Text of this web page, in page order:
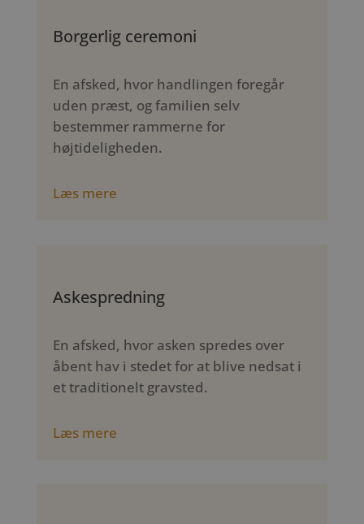
Borgerlig ceremoni
En afsked, hvor handlingen foregår
uden præst, og familien selv
bestemmer rammerne for
højtideligheden.
Læs mere
Askespredning
En afsked, hvor asken spredes over
åbent hav i stedet for at blive nedsat i
et traditionelt gravsted.
Læs mere